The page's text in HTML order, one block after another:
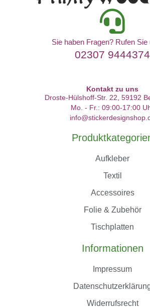
Sie haben Fragen? Rufen Sie
02307 9444374
Kontakt zu uns
Droste-Hülshoff-Str. 22, 59192
Mo. - Fr.: 09:00-17:00
Aufkleber
Textil
Accessoires
Folie & Zubehör
Tischplatten
Informationen
Impressum
Widerrufsrecht